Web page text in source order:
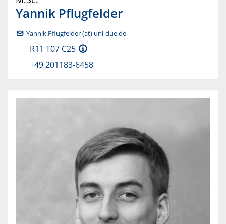
Yannik Pflugfelder
Yannik.Pflugfelder (at) uni-due.de
R11 T07 C25
+49 201183-6458